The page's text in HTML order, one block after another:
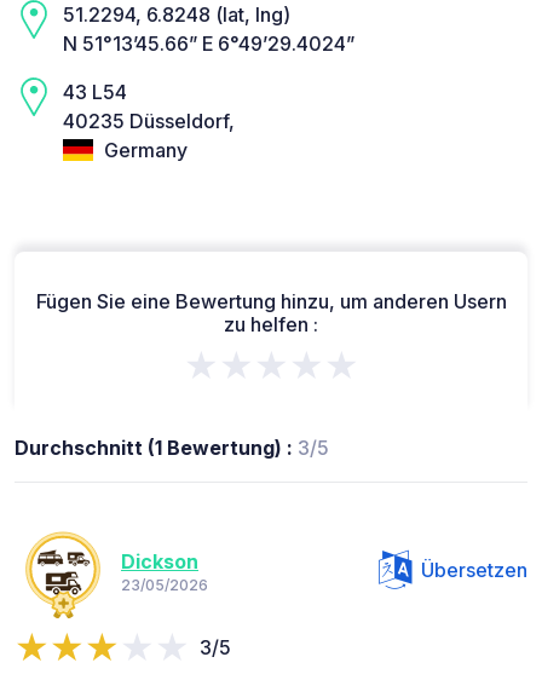
51.2294, 6.8248 (lat, lng)
N 51°13’45.66” E 6°49’29.4024”
43 L54
40235 Düsseldorf,
Germany
Fügen Sie eine Bewertung hinzu, um anderen Usern
zu helfen :
★★★★★
Durchschnitt (1 Bewertung) : 3/5
Dickson
23/05/2026
Übersetzen
3/5